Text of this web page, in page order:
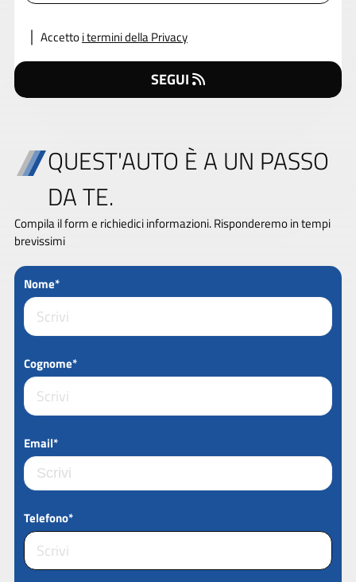
Accettoi termini della Privacy
SEGUI
QUEST'AUTO È A UN PASSO
DA TE.
Compila il form e richiedici informazioni. Risponderemo in tempi
brevissimi
Nome*
Cognome*
Email*
Telefono*